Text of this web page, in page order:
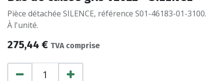
Pièce détachée SILENCE, référence S01-46183-01-3100.
À l'unité.
275,44 € TVA comprise